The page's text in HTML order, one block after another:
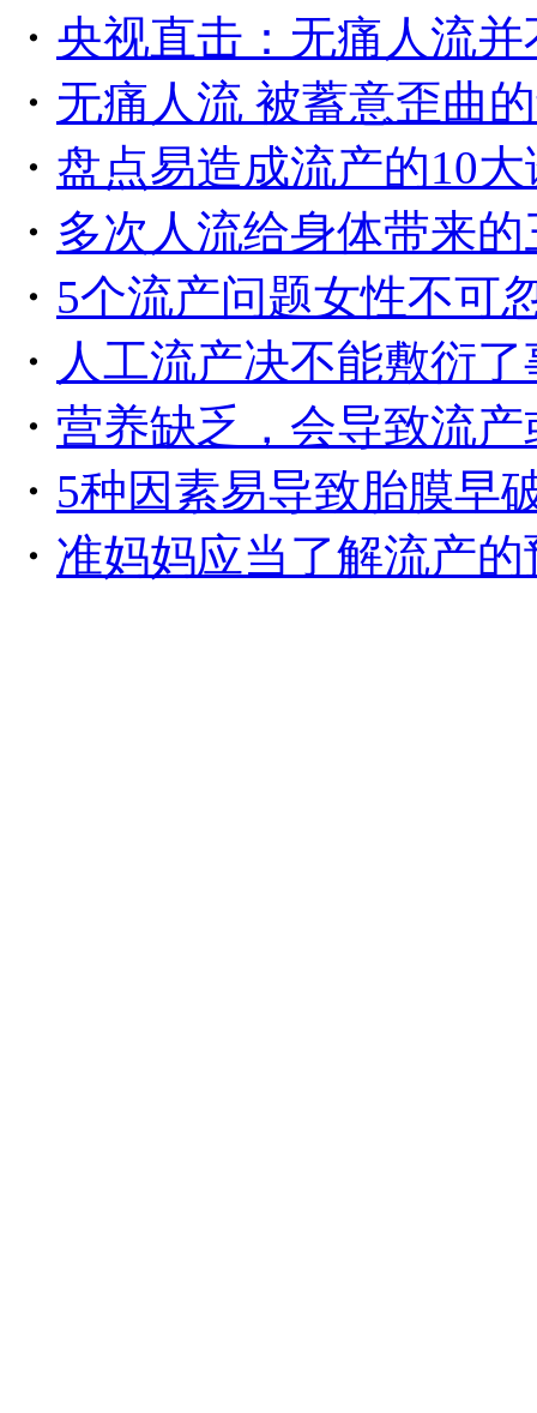
・ 央视直击：无痛人流
・ 无痛人流 被蓄意歪曲
・ 盘点易造成流产的10
・ 多次人流给身体带来
・ 5个流产问题女性不可
・ 人工流产决不能敷衍了
・ 营养缺乏，会导致流产
・ 5种因素易导致胎膜早
・ 准妈妈应当了解流产